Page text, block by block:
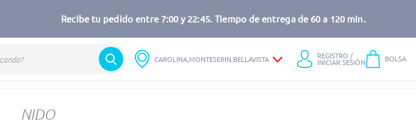
Recibe tu pedido entre 7:00 y 22:45. Tiempo de entrega de 60 a 120 min.
CAROLINA,MONTESERIN,BELLAVISTA REGISTRO /
INICIAR SESIÓN BOLSA
NIDO